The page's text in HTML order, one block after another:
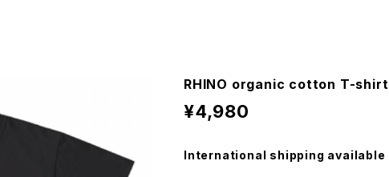
RHINO organic cotton T-shirt
¥4,980
International shipping available